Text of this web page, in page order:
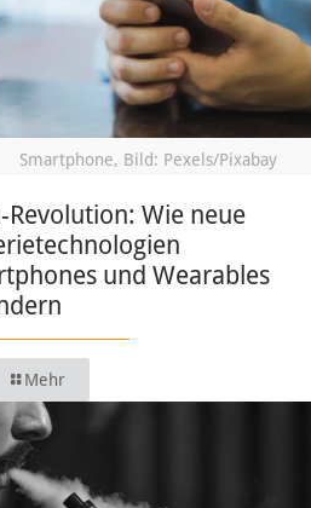
Smartphone, Bild: Pexels/Pixabay
Revolution: Wie neue
und Wearables
Mehr